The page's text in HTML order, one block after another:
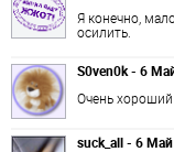
Я конечно,
осилить.
S0ven0k - 6
Очень
suck_all - 6